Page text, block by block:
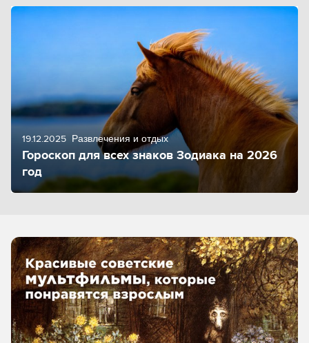
19.12.2025 Развлечения и отдых
Гороскоп для всех знаков Зодиака на 2026
год